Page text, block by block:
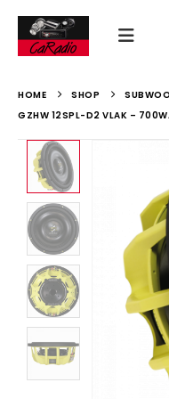
HOME SHOP
GZHW 12SPL-D2 VLAK –